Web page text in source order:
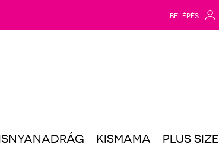
BELÉPÉS d
KISMAMA PLUS SIZE